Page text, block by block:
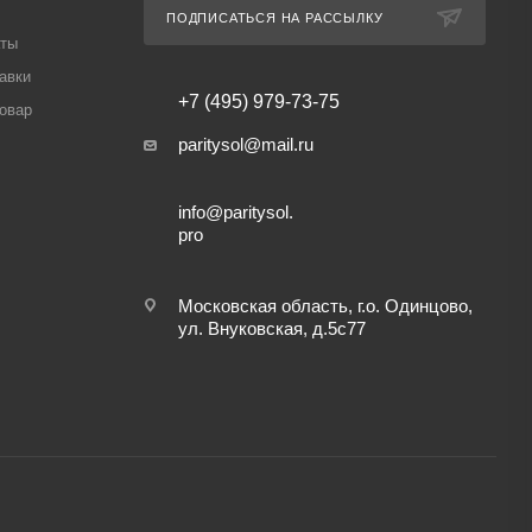
ПОДПИСАТЬСЯ НА РАССЫЛКУ
+7 (495) 979-73-75
paritysol@mail.ru
info@paritysol.
pro
Московская область, г.о. Одинцово,
ул. Внуковская, д.5с77